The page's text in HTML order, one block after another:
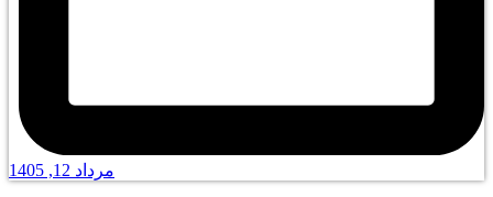
مرداد 12, 1405